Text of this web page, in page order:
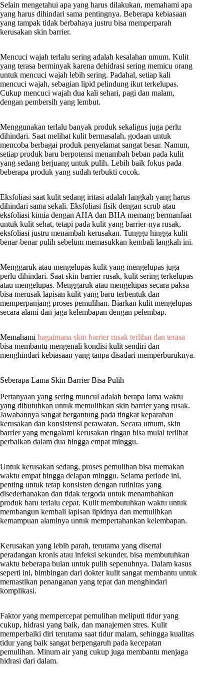
Selain mengetahui apa yang harus dilakukan, memahami apa
yang harus dihindari sama pentingnya. Beberapa kebiasaan
yang tampak tidak berbahaya justru bisa memperparah
kerusakan skin barrier.
Mencuci wajah terlalu sering adalah kesalahan umum. Kulit
yang terasa berminyak karena dehidrasi sering memicu orang
untuk mencuci wajah lebih sering. Padahal, setiap kali
mencuci wajah, sebagian lipid pelindung ikut terkelupas.
Cukup mencuci wajah dua kali sehari, pagi dan malam,
dengan pembersih yang lembut.
Menggunakan terlalu banyak produk sekaligus juga perlu
dihindari. Saat melihat kulit bermasalah, godaan untuk
mencoba berbagai produk penyelamat sangat besar. Namun,
setiap produk baru berpotensi menambah beban pada kulit
yang sedang berjuang untuk pulih. Lebih baik fokus pada
beberapa produk yang sudah terbukti cocok.
Eksfoliasi saat kulit sedang iritasi adalah langkah yang harus
dihindari sama sekali. Eksfoliasi fisik dengan scrub atau
eksfoliasi kimia dengan AHA dan BHA memang bermanfaat
untuk kulit sehat, tetapi pada kulit yang barrier-nya rusak,
eksfoliasi justru menambah kerusakan. Tunggu hingga kulit
benar-benar pulih sebelum memasukkan kembali langkah ini.
Menggaruk atau mengelupas kulit yang mengelupas juga
perlu dihindari. Saat skin barrier rusak, kulit sering terkelupas
atau mengelupas. Menggaruk atau mengelupas secara paksa
bisa merusak lapisan kulit yang baru terbentuk dan
memperpanjang proses pemulihan. Biarkan kulit mengelupas
secara alami dan jaga kelembapan dengan pelembap.
Memahami bagaimana skin barrier rusak terlihat dan terasa
bisa membantu mengenali kondisi kulit sendiri dan
menghindari kebiasaan yang tanpa disadari memperburuknya.
Seberapa Lama Skin Barrier Bisa Pulih
Pertanyaan yang sering muncul adalah berapa lama waktu
yang dibutuhkan untuk memulihkan skin barrier yang rusak.
Jawabannya sangat bergantung pada tingkat keparahan
kerusakan dan konsistensi perawatan. Secara umum, skin
barrier yang mengalami kerusakan ringan bisa mulai terlihat
perbaikan dalam dua hingga empat minggu.
Untuk kerusakan sedang, proses pemulihan bisa memakan
waktu empat hingga delapan minggu. Selama periode ini,
penting untuk tetap konsisten dengan rutinitas yang
disederhanakan dan tidak tergoda untuk menambahkan
produk baru terlalu cepat. Kulit membutuhkan waktu untuk
membangun kembali lapisan lipidnya dan memulihkan
kemampuan alaminya untuk mempertahankan kelembapan.
Kerusakan yang lebih parah, terutama yang disertai
peradangan kronis atau infeksi sekunder, bisa membutuhkan
waktu beberapa bulan untuk pulih sepenuhnya. Dalam kasus
seperti ini, bimbingan dari dokter kulit sangat membantu untuk
memastikan penanganan yang tepat dan menghindari
komplikasi.
Faktor yang mempercepat pemulihan meliputi tidur yang
cukup, hidrasi yang baik, dan manajemen stres. Kulit
memperbaiki diri terutama saat tidur malam, sehingga kualitas
tidur yang baik sangat berpengaruh pada kecepatan
pemulihan. Minum air yang cukup juga membantu menjaga
hidrasi dari dalam.